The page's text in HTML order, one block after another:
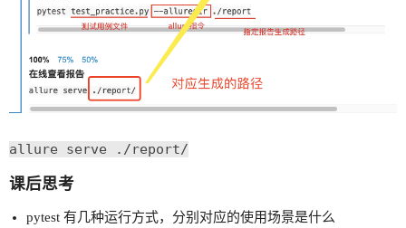
allure serve ./report/
课后思考
pytest 有几种运行方式，分别对应的使用场景是什么